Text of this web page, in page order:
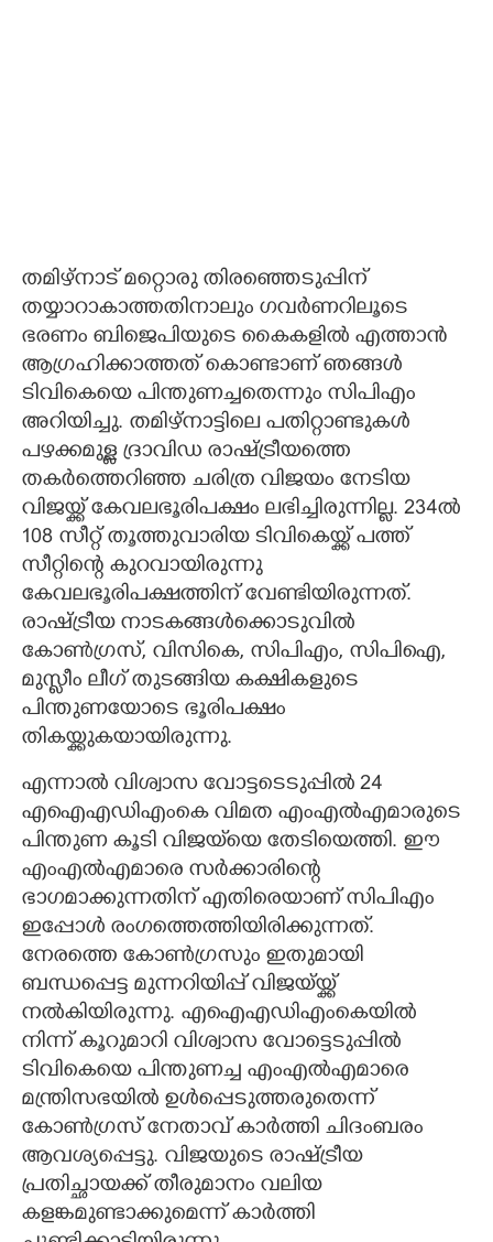
തമിഴ്നാട് മറ്റൊരു തിരഞ്ഞെടുപ്പിന്
തയ്യാറാകാത്തതിനാലും ഗവർണറിലൂടെ
ഭരണം ബിജെപിയുടെ കൈകളിൽ എത്താൻ
ആഗ്രഹിക്കാത്തത് കൊണ്ടാണ് ഞങ്ങൾ
ടിവികെയെ പിന്തുണച്ചതെന്നും സിപിഎം
അറിയിച്ചു. തമിഴ്നാട്ടിലെ പതിറ്റാണ്ടുകൾ
പഴക്കമുള്ള ദ്രാവിഡ രാഷ്ട്രീയത്തെ
തകർത്തെറിഞ്ഞ ചരിത്ര വിജയം നേടിയ
വിജയ്ക്ക് കേവലഭൂരിപക്ഷം ലഭിച്ചിരുന്നില്ല. 234ൽ
108 സീറ്റ് തൂത്തുവാരിയ ടിവികെയ്ക്ക് പത്ത്
സീറ്റിന്റെ കുറവായിരുന്നു
കേവലഭൂരിപക്ഷത്തിന് വേണ്ടിയിരുന്നത്.
രാഷ്ട്രീയ നാടകങ്ങൾക്കൊടുവിൽ
കോൺഗ്രസ്, വിസികെ, സിപിഎം, സിപിഐ,
മുസ്ലീം ലീഗ് തുടങ്ങിയ കക്ഷികളുടെ
പിന്തുണയോടെ ഭൂരിപക്ഷം
തികയ്ക്കുകയായിരുന്നു.
എന്നാൽ വിശ്വാസ വോട്ടടെടുപ്പിൽ 24
എഐഎഡിഎംകെ വിമത എംഎൽഎമാരുടെ
പിന്തുണ കൂടി വിജയ്‌യെ തേടിയെത്തി. ഈ
എംഎൽഎമാരെ സർക്കാരിന്റെ
ഭാഗമാക്കുന്നതിന് എതിരെയാണ് സിപിഎം
ഇപ്പോൾ രംഗത്തെത്തിയിരിക്കുന്നത്.
നേരത്തെ കോൺഗ്രസും ഇതുമായി
ബന്ധപ്പെട്ട മുന്നറിയിപ്പ് വിജയ്യ്ക്ക്
നൽകിയിരുന്നു. എഐഎഡിഎംകെയിൽ
നിന്ന് കൂറുമാറി വിശ്വാസ വോട്ടെടുപ്പിൽ
ടിവികെയെ പിന്തുണച്ച എംഎൽഎമാരെ
മന്ത്രിസഭയിൽ ഉൾപ്പെടുത്തരുതെന്ന്
കോൺഗ്രസ് നേതാവ് കാർത്തി ചിദംബരം
ആവശ്യപ്പെട്ടു. വിജയുടെ രാഷ്ട്രീയ
പ്രതിച്ഛായക്ക് തീരുമാനം വലിയ
കളങ്കമുണ്ടാക്കുമെന്ന് കാർത്തി